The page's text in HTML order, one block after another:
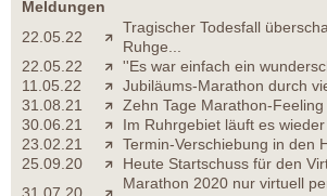
Meldungen
22.05.22
Tragischer Todesfall
Ruhge...
22.05.22
''Es war einfach ein
11.05.22
Jubiläums-Marathon durch
31.08.21
Zehn Tage Marathon-
30.06.21
Im Ruhrgebiet läuft es wieder
23.02.21
Termin-Verschiebung in den
25.09.20
Heute Startschuss für den
Marathon 2020 nur virtuell